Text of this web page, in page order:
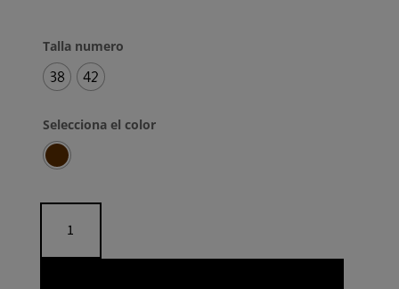
Talla numero
38 42
Selecciona el color
MILANO-
BARCELO